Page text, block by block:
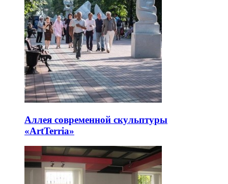
Аллея современной скульптуры
«ArtTerria»